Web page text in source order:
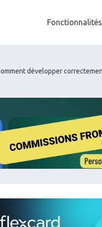
Fonctionnalités